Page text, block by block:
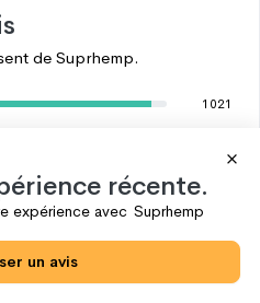
de Suprhemp.
1021
7
plus
récente.
expérience avec Suprhemp
un avis